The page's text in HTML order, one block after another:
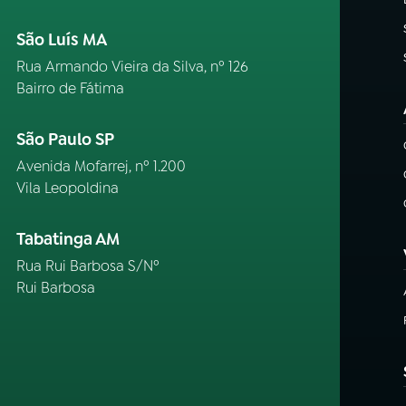
São Luís MA
Rua Armando Vieira da Silva, nº 126
Bairro de Fátima
São Paulo SP
Avenida Mofarrej, nº 1.200
Vila Leopoldina
Tabatinga AM
Rua Rui Barbosa S/Nº
Rui Barbosa